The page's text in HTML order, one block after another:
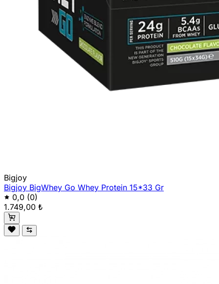
Bigjoy
Bigjoy BigWhey Go Whey Protein 15*33 Gr
0,0 (0)
1.749,00 ₺